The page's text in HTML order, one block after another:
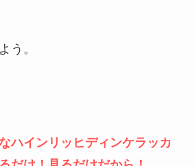
う。
ハインリッヒディンケラッカ